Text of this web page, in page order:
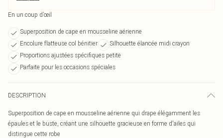
En un coup d’œil
Superposition de cape en mousseline aérienne
Encolure flatteuse col bénitier
Silhouette élancée midi crayon
Proportions ajustées spécifiques petite
Parfaite pour les occasions spéciales
DESCRIPTION
Superposition de cape en mousseline aérienne qui drape élégamment les
épaules et le buste, créant une silhouette gracieuse en forme d'ailes qui
distingue cette robe